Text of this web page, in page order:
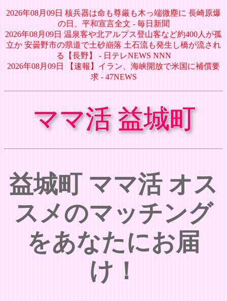
2026年08月09日 核兵器は命も尊厳も木っ端微塵に 長崎原爆
の日、平和宣言全文 - 毎日新聞
2026年08月09日 温泉客や北アルプス登山客など約400人が孤
立か 安曇野市の県道で土砂崩落 土石流も発生し橋が流され
る【長野】 - 日テレNEWS NNN
2026年08月09日 【速報】イラン、海峡開放で米国に補償要
求 - 47NEWS
ママ活 益城町
益城町 ママ活 オス
スメのマッチング
をあなたにお届
け！